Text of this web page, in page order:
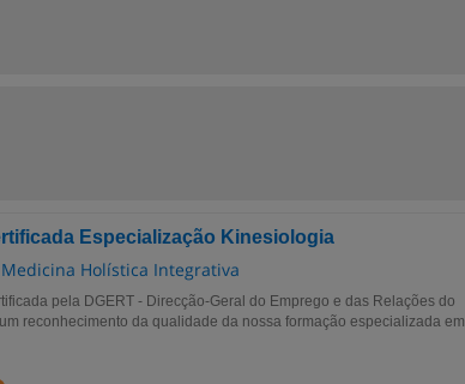
Especialização Kinesiologia
Holística Integrativa
pela DGERT - Direcção-Geral do Emprego e das Relações do
reconhecimento da qualidade da nossa formação especializada em